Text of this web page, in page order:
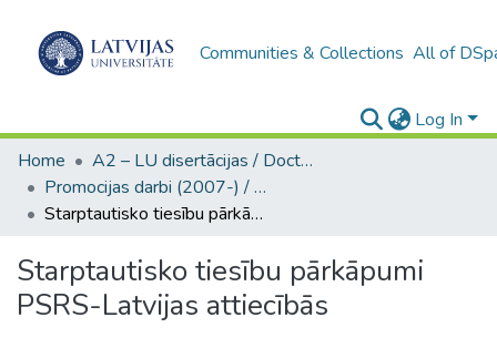
Communities & Collections All of
Log In
Home
A2 – LU disertācijas / Doctoral theses UL
Promocijas darbi (2007-) / Theses PhD
Starptautisko tiesību pārkāpumi PSRS-Latvijas attiecībās
Starptautisko tiesību pārkāpumi
PSRS-Latvijas attiecībās